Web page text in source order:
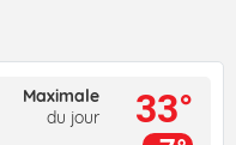
Maximale
du jour
33°